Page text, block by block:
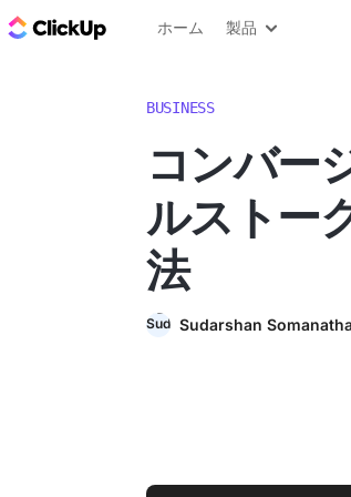
ClickUp ブログ
ホーム 製品
BUSINESS
コンバー
ルストー
法
Sudarshan